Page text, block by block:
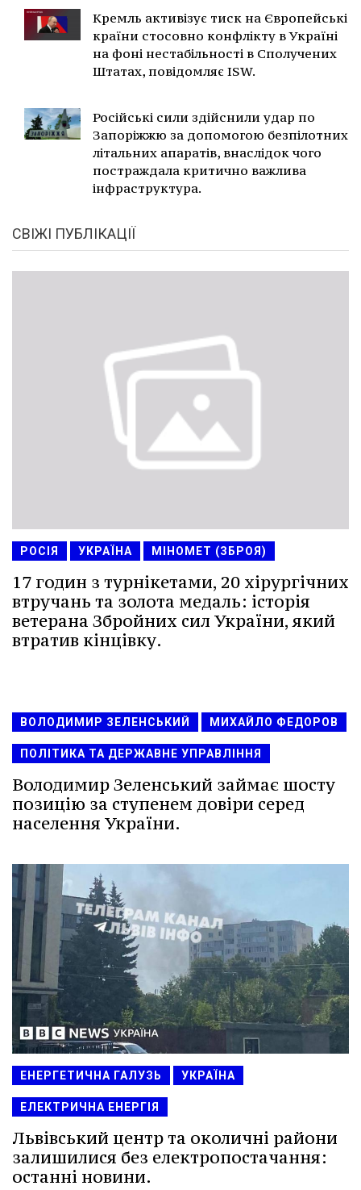
Кремль активізує тиск на Європейські
країни стосовно конфлікту в Україні
на фоні нестабільності в Сполучених
Штатах, повідомляє ISW.
Російські сили здійснили удар по
Запоріжжю за допомогою безпілотних
літальних апаратів, внаслідок чого
постраждала критично важлива
інфраструктура.
СВІЖІ ПУБЛІКАЦІЇ
РОСІЯ УКРАЇНА МІНОМЕТ (ЗБРОЯ)
17 годин з турнікетами, 20 хірургічних
втручань та золота медаль: історія
ветерана Збройних сил України, який
втратив кінцівку.
ВОЛОДИМИР ЗЕЛЕНСЬКИЙ МИХАЙЛО ФЕДОРОВ
ПОЛІТИКА ТА ДЕРЖАВНЕ УПРАВЛІННЯ
Володимир Зеленський займає шосту
позицію за ступенем довіри серед
населення України.
ЕНЕРГЕТИЧНА ГАЛУЗЬ УКРАЇНА
ЕЛЕКТРИЧНА ЕНЕРГІЯ
Львівський центр та околичні райони
залишилися без електропостачання:
останні новини.